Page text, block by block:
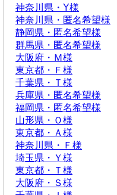
神奈川県・Y様
神奈川県・匿名希望様
静岡県・匿名希望様
群馬県・匿名希望様
大阪府・Ｍ様
東京都・Ｆ様
千葉県・Ｔ様
兵庫県・匿名希望様
福岡県・匿名希望様
山形県・Ｏ様
東京都・Ａ様
神奈川県・Ｆ様
埼玉県・Ｙ様
東京都・Ｔ様
大阪府・Ｓ様